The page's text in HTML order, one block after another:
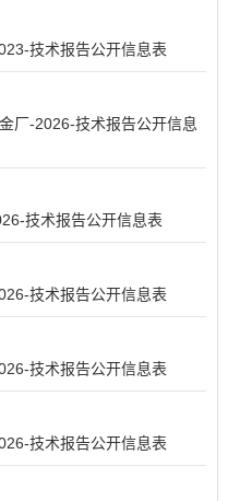
技术报告公开信息表
厂-2026-技术报告公开信息
技术报告公开信息表
技术报告公开信息表
技术报告公开信息表
技术报告公开信息表